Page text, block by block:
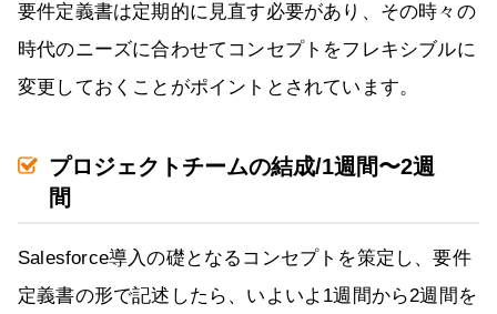
要件定義書は定期的に見直す必要があり、その時々の
時代のニーズに合わせてコンセプトをフレキシブルに
変更しておくことがポイントとされています。
プロジェクトチームの結成/1週間〜2週
間
Salesforce導入の礎となるコンセプトを策定し、要件
定義書の形で記述したら、いよいよ1週間から2週間を